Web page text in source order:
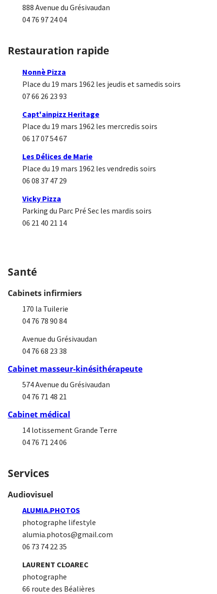
888 Avenue du Grésivaudan
04 76 97 24 04
Restauration rapide
Nonnè Pizza
Place du 19 mars 1962 les jeudis et samedis soirs
07 66 26 23 93
Capt'ainpizz Heritage
Place du 19 mars 1962 les mercredis soirs
06 17 07 54 67
Les Délices de Marie
Place du 19 mars 1962 les vendredis soirs
06 08 37 47 29
Vicky Pizza
Parking du Parc Pré Sec les mardis soirs
06 21 40 21 14
Santé
Cabinets infirmiers
170 la Tuilerie
04 76 78 90 84
Avenue du Grésivaudan
04 76 68 23 38
Cabinet masseur-kinésithérapeute
574 Avenue du Grésivaudan
04 76 71 48 21
Cabinet médical
14 lotissement Grande Terre
04 76 71 24 06
Services
Audiovisuel
ALUMIA.PHOTOS
photographe lifestyle
alumia.photos@gmail.com
06 73 74 22 35
LAURENT CLOAREC
photographe
66 route des Béalières